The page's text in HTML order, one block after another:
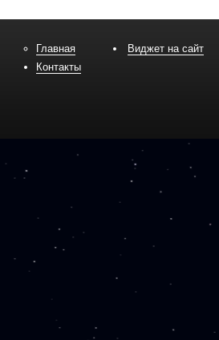
Главная
Контакты
Виджет на сайт